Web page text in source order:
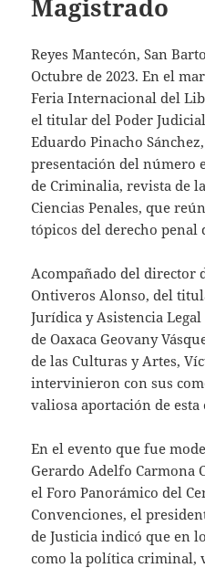
Magistrado
Reyes Mantecón, San
Octubre de 2023. En el
Feria Internacional del
el titular del Poder
Eduardo Pinacho
presentación del número
de Criminalia, revista de
Ciencias Penales, que
tópicos del derecho penal
Acompañado del director
Ontiveros Alonso, del
Jurídica y Asistencia
de Oaxaca Geovany
de las Culturas y Artes,
intervinieron con sus
valiosa aportación de esta
En el evento que fue
Gerardo Adelfo Carmona
el Foro Panorámico del
Convenciones, el
de Justicia indicó que en
como la política criminal,